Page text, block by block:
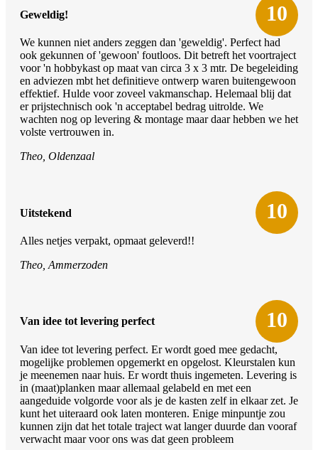
10
Geweldig!
We kunnen niet anders zeggen dan 'geweldig'. Perfect had
ook gekunnen of 'gewoon' foutloos. Dit betreft het voortraject
voor 'n hobbykast op maat van circa 3 x 3 mtr. De begeleiding
en adviezen mbt het definitieve ontwerp waren buitengewoon
effektief. Hulde voor zoveel vakmanschap. Helemaal blij dat
er prijstechnisch ook 'n acceptabel bedrag uitrolde. We
wachten nog op levering & montage maar daar hebben we het
volste vertrouwen in.
Theo, Oldenzaal
10
Uitstekend
Alles netjes verpakt, opmaat geleverd!!
Theo, Ammerzoden
10
Van idee tot levering perfect
Van idee tot levering perfect. Er wordt goed mee gedacht,
mogelijke problemen opgemerkt en opgelost. Kleurstalen kun
je meenemen naar huis. Er wordt thuis ingemeten. Levering is
in (maat)planken maar allemaal gelabeld en met een
aangeduide volgorde voor als je de kasten zelf in elkaar zet. Je
kunt het uiteraard ook laten monteren. Enige minpuntje zou
kunnen zijn dat het totale traject wat langer duurde dan vooraf
verwacht maar voor ons was dat geen probleem